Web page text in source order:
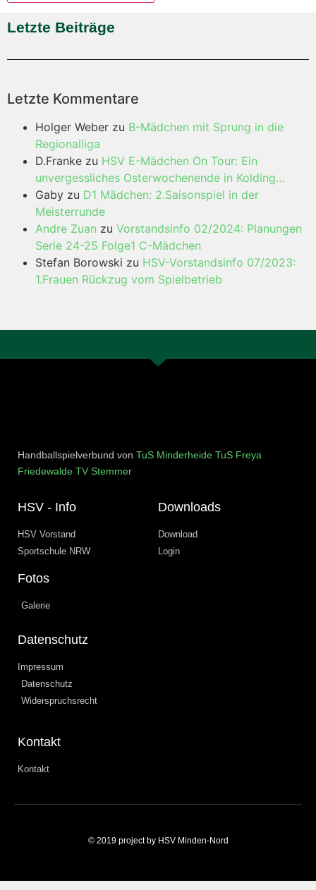
Letzte Beiträge
Letzte Kommentare
Holger Weber zu B-Mädchen mit Sprung in die
Regionalliga
D.Franke zu HSV E-Mädchen On Tour: Ein
unvergessliches Osterwochenende in Kolding…
Gaby zu D1 Mädchen: 2.Saisonspiel in der
Meisterrunde
Andre Zuan zu Vorstandsinfo 02/2024: Planungen
Serie 24-25 Folge1 C-Mädchen
Stefan Borowski zu HSV-Vorstandsinfo 07/2023:
1.Frauen Rückzug vom Spielbetrieb
Handballspielverbund von TuS Minderheide TuS Freya
Friedewalde TV Stemmer
HSV - Info
HSV Vorstand
Sportschule NRW
Fotos
Galerie
Downloads
Download
Login
Datenschutz
Impressum
Datenschutz
Widerspruchsrecht
Kontakt
Kontakt
© 2019 project by HSV Minden-Nord